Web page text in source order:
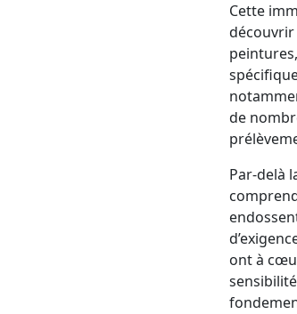
Cette
découvrir
de
Par-delà
ont à